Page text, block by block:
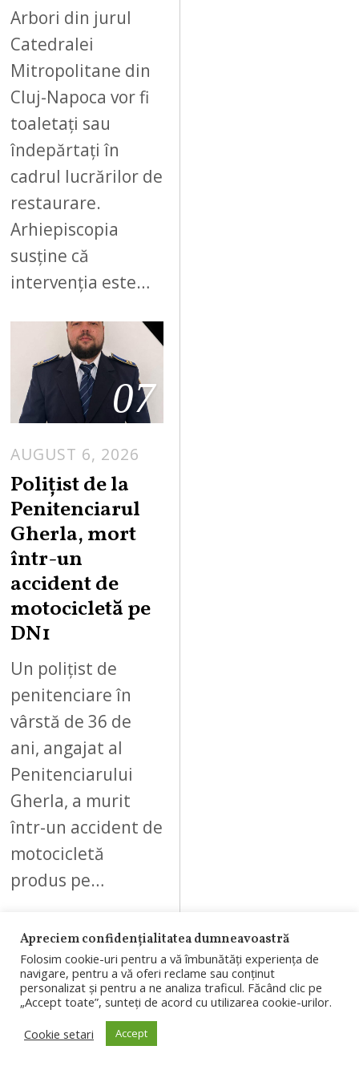
Arbori din jurul
Catedralei
Mitropolitane din
Cluj-Napoca vor fi
toaletați sau
îndepărtați în
cadrul lucrărilor de
restaurare.
Arhiepiscopia
susține că
intervenția este…
07
AUGUST 6, 2026
Polițist de la
Penitenciarul
Gherla, mort
într-un
accident de
motocicletă pe
DN1
Un polițist de
penitenciare în
vârstă de 36 de
ani, angajat al
Penitenciarului
Gherla, a murit
într-un accident de
motocicletă
produs pe…
08
AUGUST 5, 2026
Apreciem confidențialitatea dumneavoastră
Folosim cookie-uri pentru a vă îmbunătăți experiența de
navigare, pentru a vă oferi reclame sau conținut
personalizat și pentru a ne analiza traficul. Făcând clic pe
„Accept toate”, sunteți de acord cu utilizarea cookie-urilor.
Cookie setari
Accept